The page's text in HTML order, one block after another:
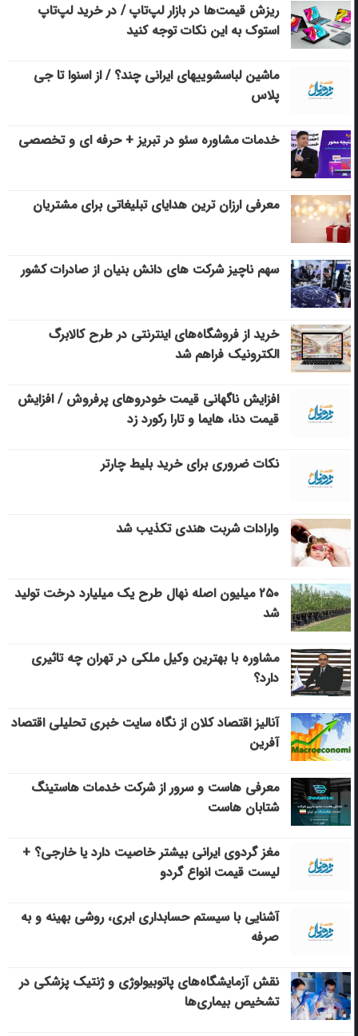
ریزش قیمت‌ها در بازار لپ‌تاپ / در خرید لپ‌تاپ
استوک به این نکات توجه کنید
ماشین لباسشویی‎های ایرانی چند؟ / از اسنوا تا جی
پلاس
خدمات مشاوره سئو در تبریز + حرفه ای و تخصصی
معرفی ارزان ترین هدایای تبلیغاتی برای مشتریان
سهم ناچیز شرکت های دانش بنیان از صادرات کشور
خرید از فروشگاه‌های اینترنتی در طرح کالابرگ
الکترونیک فراهم شد
افزایش ناگهانی قیمت خودروهای پرفروش / افزایش
قیمت دنا، هایما و تارا رکورد زد
نکات ضروری برای خرید بلیط چارتر
وارادات شربت هندی تکذیب شد
۲۵۰ میلیون اصله نهال طرح یک میلیارد درخت تولید
شد
مشاوره با بهترین وکیل ملکی در تهران چه تاثیری
دارد؟
آنالیز اقتصاد کلان از نگاه سایت خبری تحلیلی اقتصاد
آفرین
معرفی هاست و سرور از شرکت خدمات هاستینگ
شتابان هاست
مغز گردوی ایرانی بیشتر خاصیت دارد یا خارجی؟ +
لیست قیمت انواع گردو
آشنایی با سیستم حسابداری ابری، روشی بهینه و به
صرفه
نقش آزمایشگاه‌های پاتوبیولوژی و ژنتیک پزشکی در
تشخیص بیماری‌ها